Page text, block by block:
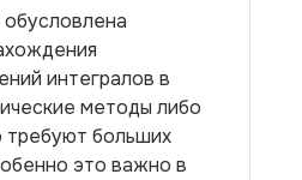
интегралов в
методы либо
требуют больших
это важно в